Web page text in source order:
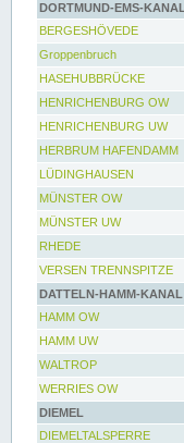
DORTMUND-EMS-KANAL
BERGESHÖVEDE
Groppenbruch
HASEHUBBRÜCKE
HENRICHENBURG OW
HENRICHENBURG UW
HERBRUM HAFENDAMM
LÜDINGHAUSEN
MÜNSTER OW
MÜNSTER UW
RHEDE
VERSEN TRENNSPITZE
DATTELN-HAMM-KANAL
HAMM OW
HAMM UW
WALTROP
WERRIES OW
DIEMEL
DIEMELTALSPERRE